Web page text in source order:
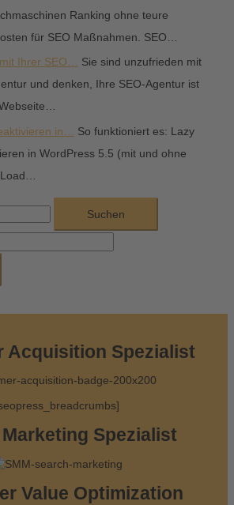
Ranking ohne teure
für SEO Maßnahmen. SEO…
Ihrer SEO…
Sie sind unzufrieden mit
und denken, Ihre SEO-Agentur ist
in…
So funktioniert es: Lazy
in WordPress 5.5 (mit und ohne
Acquisition Spezialist
Spezialist
Value Optimization